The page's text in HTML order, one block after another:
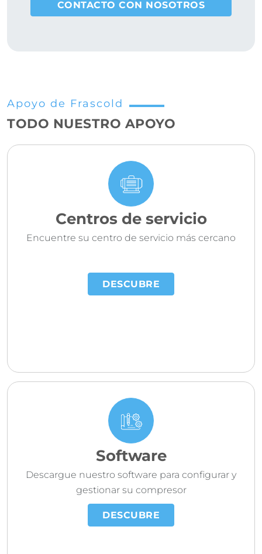
CONTACTO CON NOSOTROS
Apoyo de Frascold
TODO NUESTRO APOYO
Centros de servicio
Encuentre su centro de servicio más cercano
DESCUBRE
Software
Descargue nuestro software para configurar y
gestionar su compresor
DESCUBRE